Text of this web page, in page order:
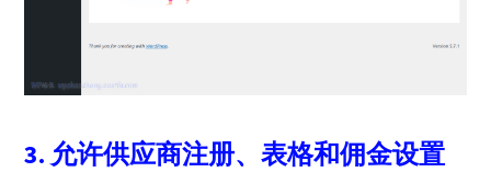
3. 允许供应商注册、表格和佣金设置